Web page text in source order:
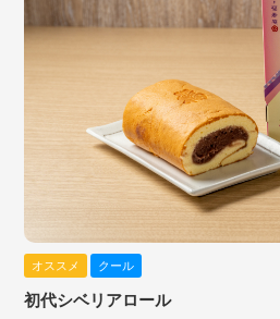
オススメ クール
初代シベリアロール